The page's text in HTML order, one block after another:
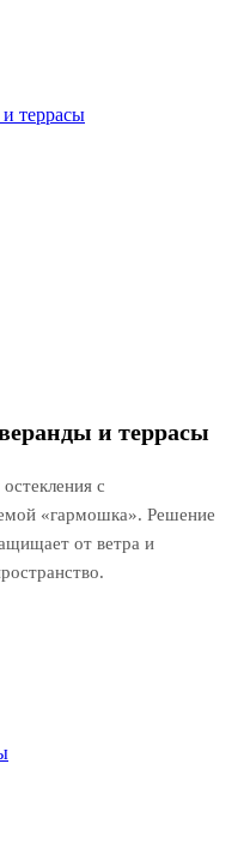
и террасы
с
«гармошка». Решение
от ветра и